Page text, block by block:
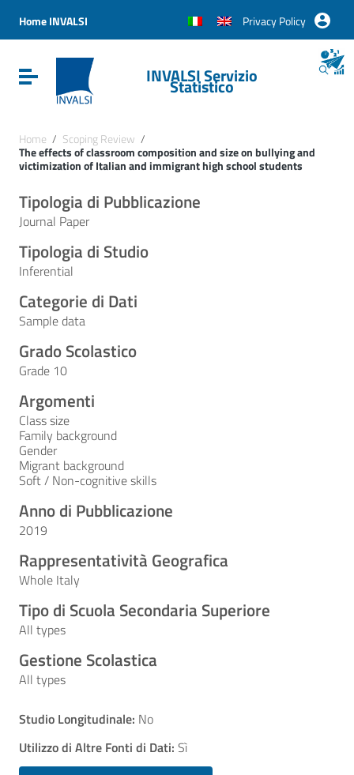
Vai al menu di navigazione
Vai al footer
Home INVALSI Privacy Policy
Attiva / disattiva la navigazioneINVALSI Servizio
Statistico
Home / Scoping Review /
The effects of classroom composition and size on bullying and
victimization of Italian and immigrant high school students
Tipologia di Pubblicazione
Journal Paper
Tipologia di Studio
Inferential
Categorie di Dati
Sample data
Grado Scolastico
Grade 10
Argomenti
Class size
Family background
Gender
Migrant background
Soft / Non-cognitive skills
Anno di Pubblicazione
2019
Rappresentatività Geografica
Whole Italy
Tipo di Scuola Secondaria Superiore
All types
Gestione Scolastica
All types
Studio Longitudinale: No
Utilizzo di Altre Fonti di Dati: Sì